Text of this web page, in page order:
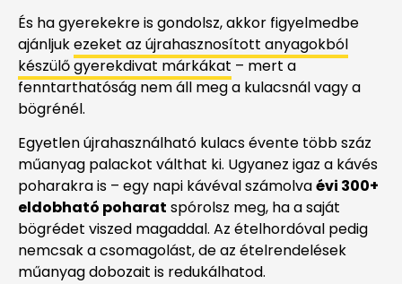
És ha gyerekekre is gondolsz, akkor figyelmedbe
ajánljukezeket az újrahasznosított anyagokból
készülő gyerekdivat márkákat – mert a
fenntarthatóság nem áll meg a kulacsnál vagy a
bögrénél.
Egyetlen újrahasználható kulacs évente több száz
műanyag palackot válthat ki. Ugyanez igaz a kávés
poharakra is – egy napi kávéval számolvaévi 300+
eldobható poharat spórolsz meg, ha a saját
bögrédet viszed magaddal. Az ételhordóval pedig
nemcsak a csomagolást, de az ételrendelések
műanyag dobozait is redukálhatod.